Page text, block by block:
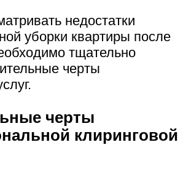
недостатки
уборки квартиры после
тщательно
черты
черты
клиринговой